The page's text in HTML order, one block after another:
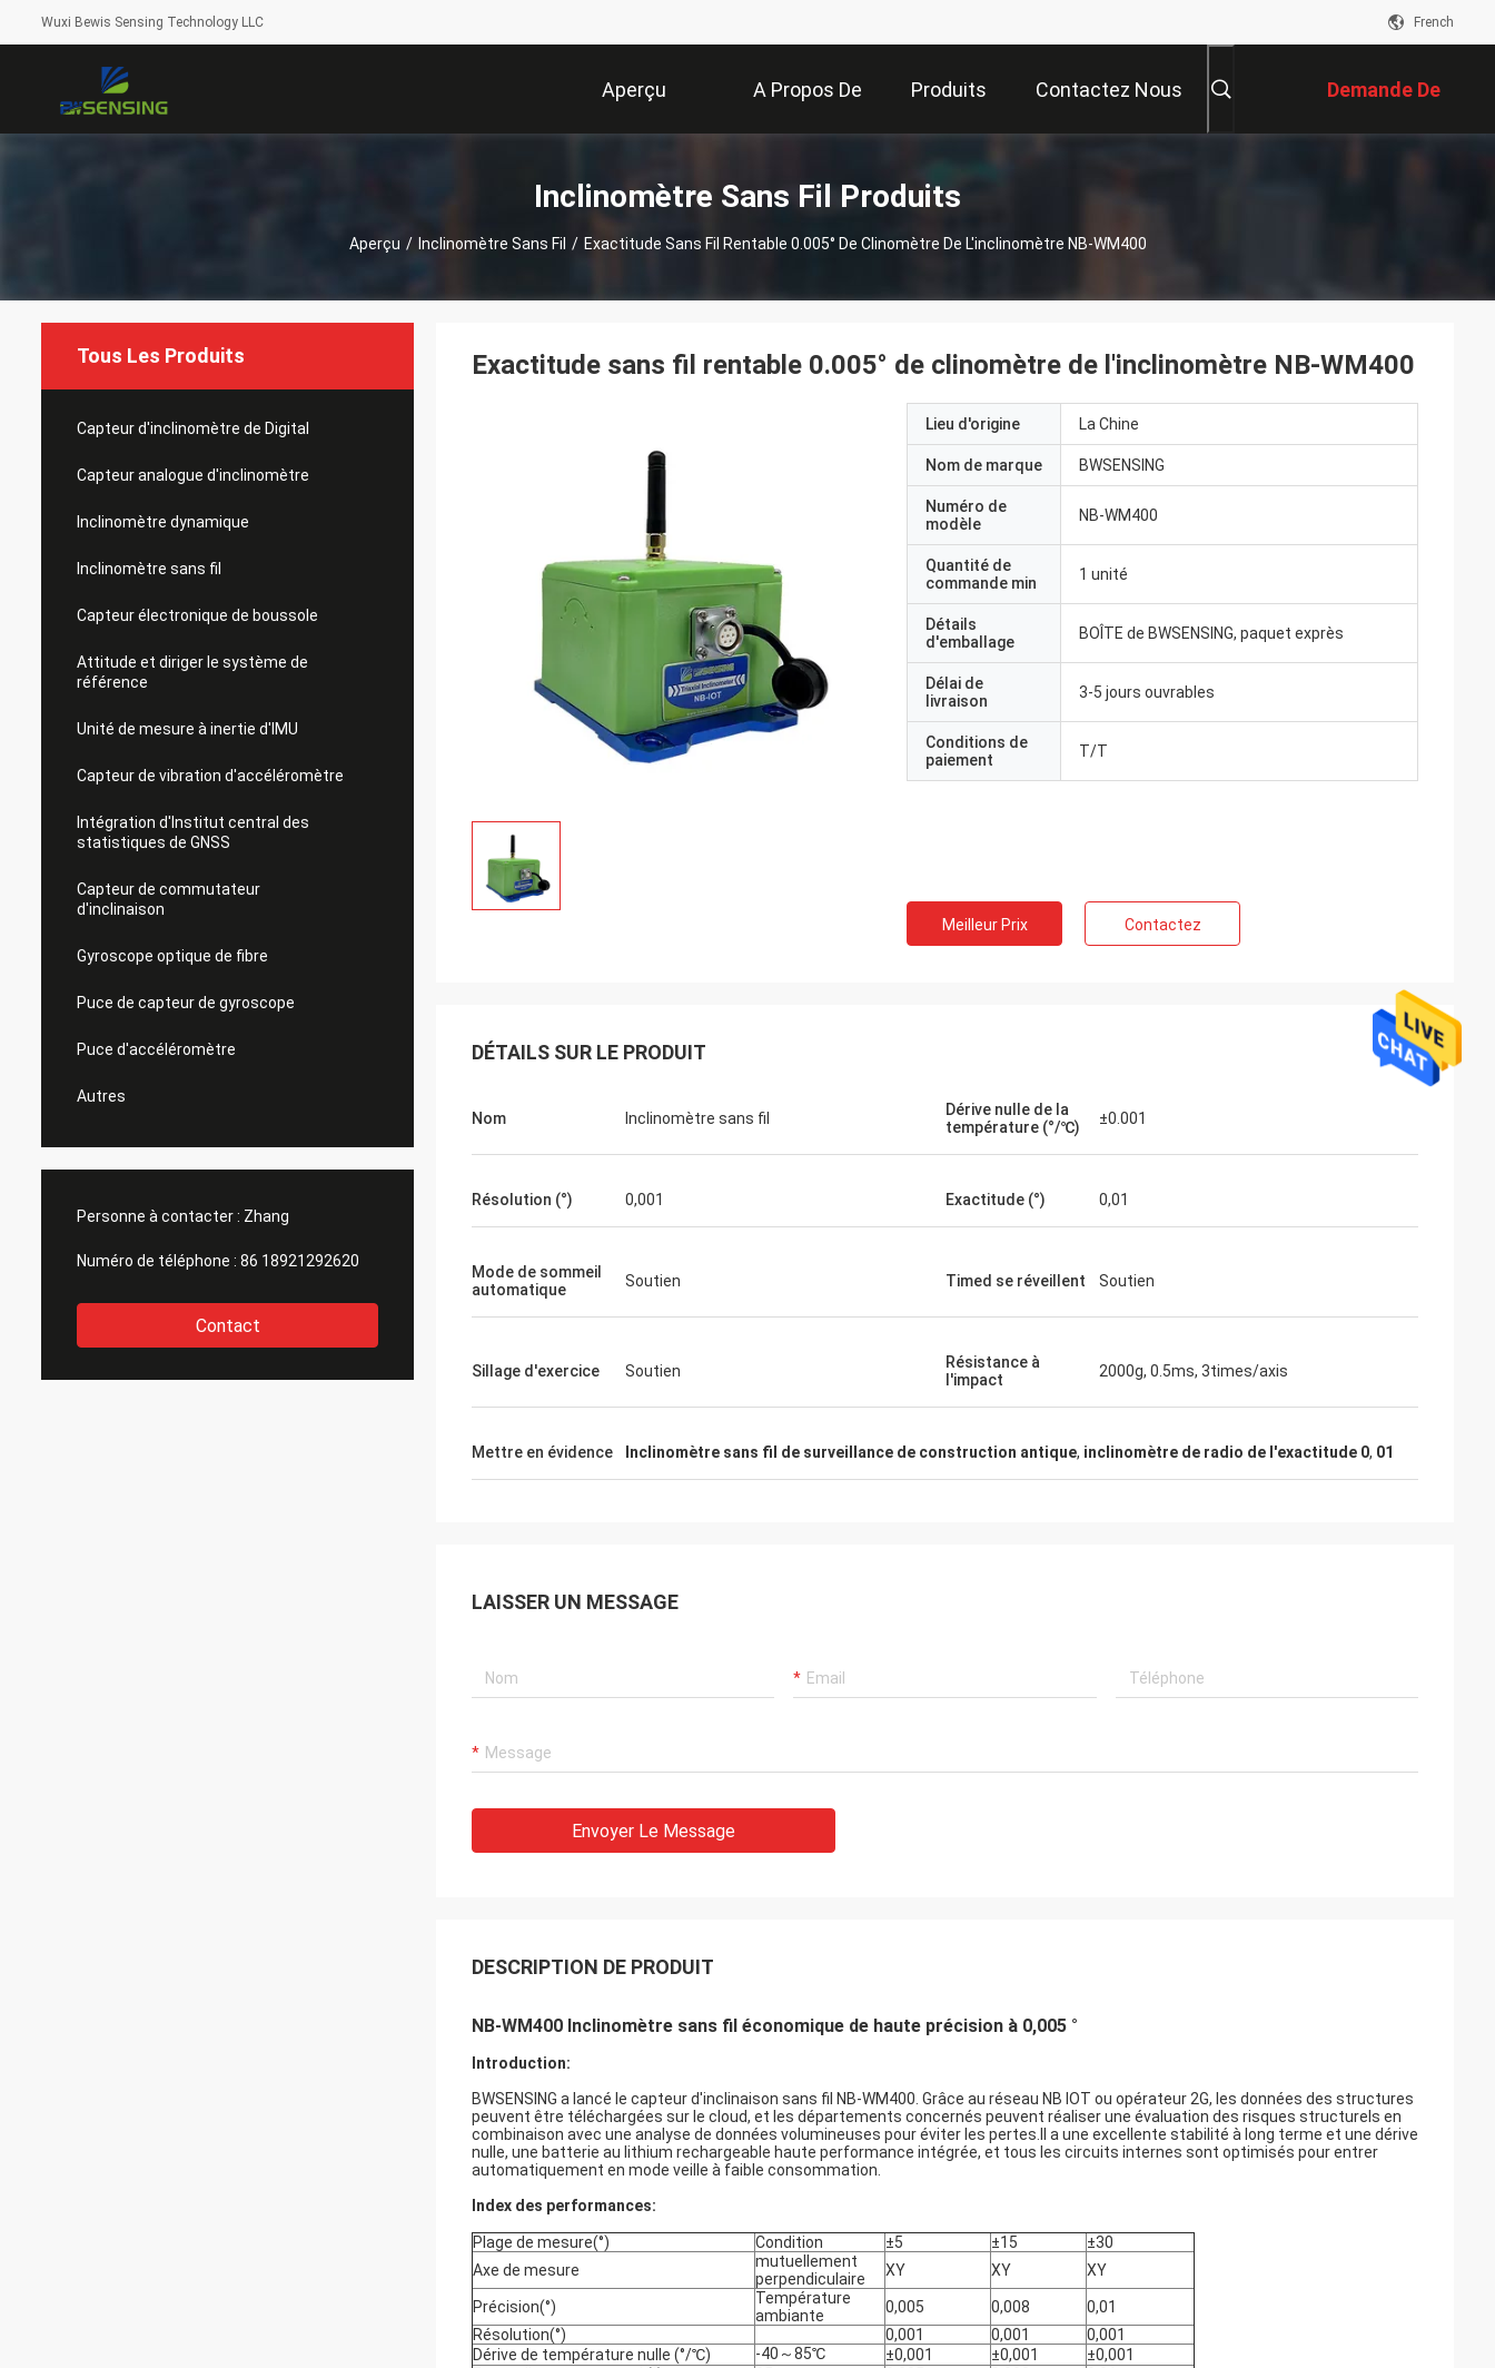
Wuxi Bewis Sensing Technology LLC French
Aperçu A Propos De
Nous
Produits Contactez Nous Demande De
Soumission
Inclinomètre Sans Fil Produits
Aperçu / Inclinomètre Sans Fil / Exactitude Sans Fil Rentable 0.005° De Clinomètre De L'inclinomètre NB-WM400
Tous Les Produits
Capteur d'inclinomètre de Digital
Capteur analogue d'inclinomètre
Inclinomètre dynamique
Inclinomètre sans fil
Capteur électronique de boussole
Attitude et diriger le système de
référence
Unité de mesure à inertie d'IMU
Capteur de vibration d'accéléromètre
Intégration d'Institut central des
statistiques de GNSS
Capteur de commutateur
d'inclinaison
Gyroscope optique de fibre
Puce de capteur de gyroscope
Puce d'accéléromètre
Autres
Personne à contacter : Zhang
Numéro de téléphone : 86 18921292620
Contact
Exactitude sans fil rentable 0.005° de clinomètre de l'inclinomètre NB-WM400
Lieu d'origine La Chine
Nom de marque BWSENSING
Numéro de
modèle
NB-WM400
Quantité de
commande min
1 unité
Détails
d'emballage
BOÎTE de BWSENSING, paquet exprès
Délai de
livraison
3-5 jours ouvrables
Conditions de
paiement
T/T
Meilleur Prix Contactez
DÉTAILS SUR LE PRODUIT
Nom Inclinomètre sans fil
Dérive nulle de la
température (°/℃)
±0.001
Résolution (°) 0,001 Exactitude (°) 0,01
Mode de sommeil
automatique
Soutien Timed se réveillent Soutien
Sillage d'exercice Soutien
Résistance à
l'impact
2000g, 0.5ms, 3times/axis
Mettre en évidence Inclinomètre sans fil de surveillance de construction antique, inclinomètre de radio de l'exactitude 0, 01
LAISSER UN MESSAGE
Envoyer Le Message
DESCRIPTION DE PRODUIT
NB-WM400 Inclinomètre sans fil économique de haute précision à 0,005 °
Introduction:
BWSENSING a lancé le capteur d'inclinaison sans fil NB-WM400. Grâce au réseau NB IOT ou opérateur 2G, les données des structures
peuvent être téléchargées sur le cloud, et les départements concernés peuvent réaliser une évaluation des risques structurels en
combinaison avec une analyse de données volumineuses pour éviter les pertes.Il a une excellente stabilité à long terme et une dérive
nulle, une batterie au lithium rechargeable haute performance intégrée, et tous les circuits internes sont optimisés pour entrer
automatiquement en mode veille à faible consommation.
Index des performances:
Plage de mesure(°) Condition ±5 ±15
±30
Axe de mesure
mutuellement
perpendiculaire
XY XY XY
Précision(°)
Température
ambiante
0,005 0,008
0,01
Résolution(°)
0,001 0,001
0,001
Dérive de température nulle (°/℃)
-40～85℃ ±0,001 ±0,001
±0,001